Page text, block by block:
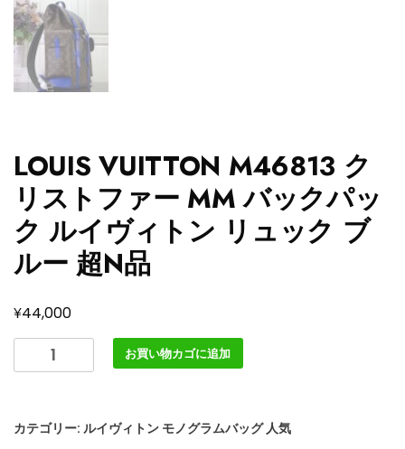
LOUIS VUITTON M46813 ク
リストファー MM バックパッ
ク ルイヴィトン リュック ブ
ルー 超N品
¥44,000
LOUIS
VUITTON
リ
お買い物カゴに追加
カテゴリー: ルイヴィトン モノグラムバッグ 人気